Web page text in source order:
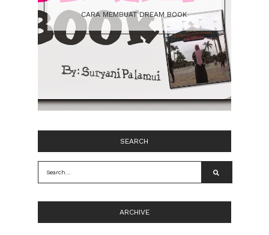
CARA MEMBUAT DREAM BOOK
SEARCH
ARCHIVE